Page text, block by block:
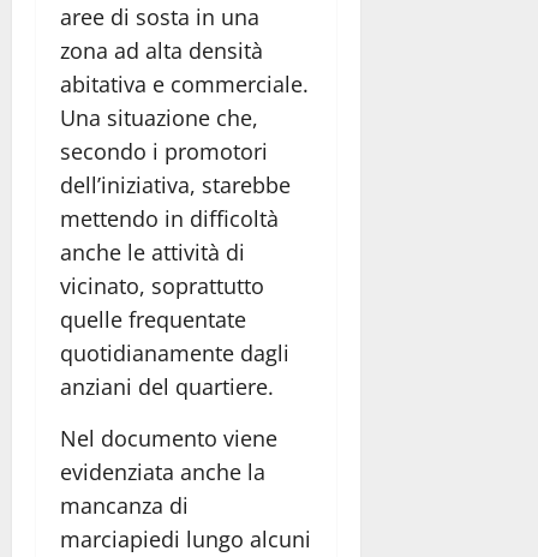
aree di sosta in una
zona ad alta densità
abitativa e commerciale.
Una situazione che,
secondo i promotori
dell’iniziativa, starebbe
mettendo in difficoltà
anche le attività di
vicinato, soprattutto
quelle frequentate
quotidianamente dagli
anziani del quartiere.
Nel documento viene
evidenziata anche la
mancanza di
marciapiedi lungo alcuni